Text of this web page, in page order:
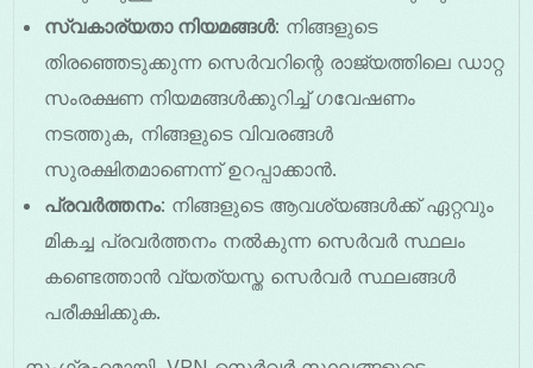
സ്വകാര്യതാ നിയമങ്ങൾ: നിങ്ങളുടെ
തിരഞ്ഞെടുക്കുന്ന സെർവറിന്റെ രാജ്യത്തിലെ ഡാറ്റ
സംരക്ഷണ നിയമങ്ങൾക്കുറിച്ച് ഗവേഷണം
നടത്തുക, നിങ്ങളുടെ വിവരങ്ങൾ
സുരക്ഷിതമാണെന്ന് ഉറപ്പാക്കാൻ.
പ്രവർത്തനം: നിങ്ങളുടെ ആവശ്യങ്ങൾക്ക് ഏറ്റവും
മികച്ച പ്രവർത്തനം നൽകുന്ന സെർവർ സ്ഥലം
കണ്ടെത്താൻ വ്യത്യസ്ത സെർവർ സ്ഥലങ്ങൾ
പരീക്ഷിക്കുക.